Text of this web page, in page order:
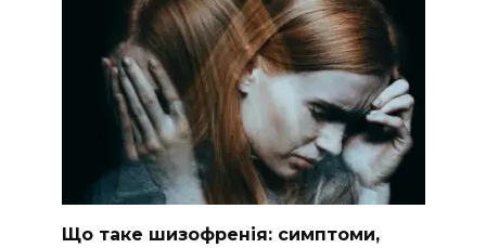
Що таке шизофренія: симптоми,